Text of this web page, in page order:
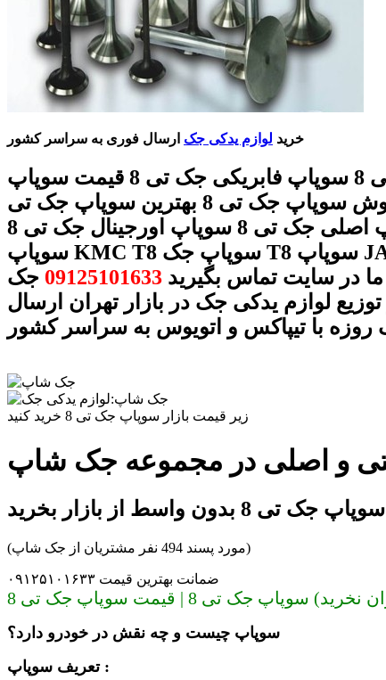
خرید لوازم یدکی جک ارسال فوری به سراسر کشور
سوپاپ جک تی 8 سوپاپ فابریکی جک تی 8 قیمت سوپاپ
جک تی 8 فروش سوپاپ جک تی 8 بهترین سوپاپ جک تی
8 سوپاپ اصلی جک تی 8 سوپاپ اورجینال جک تی 8
سوپاپ KMC T8 سوپاپ جک T8 سوپاپ JAC T8 با
در سایت تماس بگیرید 09125101633 جک
لوازم یدکی جک در بازار تهران ارسال
روزه با تیپاکس و اتویوس به سراسر کشور
زیر قیمت بازار سوپاپ جک تی 8 خرید کنید
سوپاپ جک تی 8 بدون واسط از بازار بخرید
(مورد پسند 494 نفر مشتریان از جک شاپ)
ضمانت بهترین قیمت ۰۹۱۲۵۱۰۱۶۳۳
جک تی 8 | قیمت سوپاپ جک تی 8
سوپاپ چیست و چه نقش در خودرو دارد؟
تعریف سوپاپ :